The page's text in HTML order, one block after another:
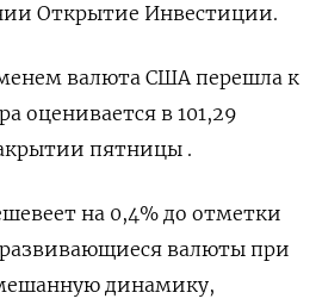
Открытие Инвестиции.
валюта США перешла к
оценивается в 101,29
пятницы .
на 0,4% до отметки
развивающиеся валюты при
динамику,